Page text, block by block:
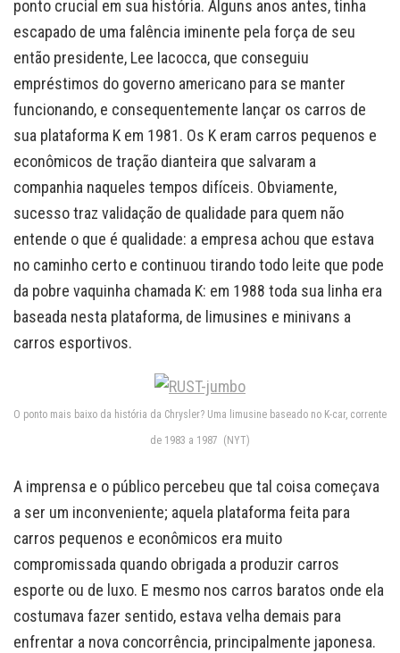
ponto crucial em sua história. Alguns anos antes, tinha
escapado de uma falência iminente pela força de seu
então presidente, Lee Iacocca, que conseguiu
empréstimos do governo americano para se manter
funcionando, e consequentemente lançar os carros de
sua plataforma K em 1981. Os K eram carros pequenos e
econômicos de tração dianteira que salvaram a
companhia naqueles tempos difíceis. Obviamente,
sucesso traz validação de qualidade para quem não
entende o que é qualidade: a empresa achou que estava
no caminho certo e continuou tirando todo leite que pode
da pobre vaquinha chamada K: em 1988 toda sua linha era
baseada nesta plataforma, de limusines e minivans a
carros esportivos.
O ponto mais baixo da história da Chrysler? Uma limusine baseado no K-car, corrente
de 1983 a 1987 (NYT)
A imprensa e o público percebeu que tal coisa começava
a ser um inconveniente; aquela plataforma feita para
carros pequenos e econômicos era muito
compromissada quando obrigada a produzir carros
esporte ou de luxo. E mesmo nos carros baratos onde ela
costumava fazer sentido, estava velha demais para
enfrentar a nova concorrência, principalmente japonesa.